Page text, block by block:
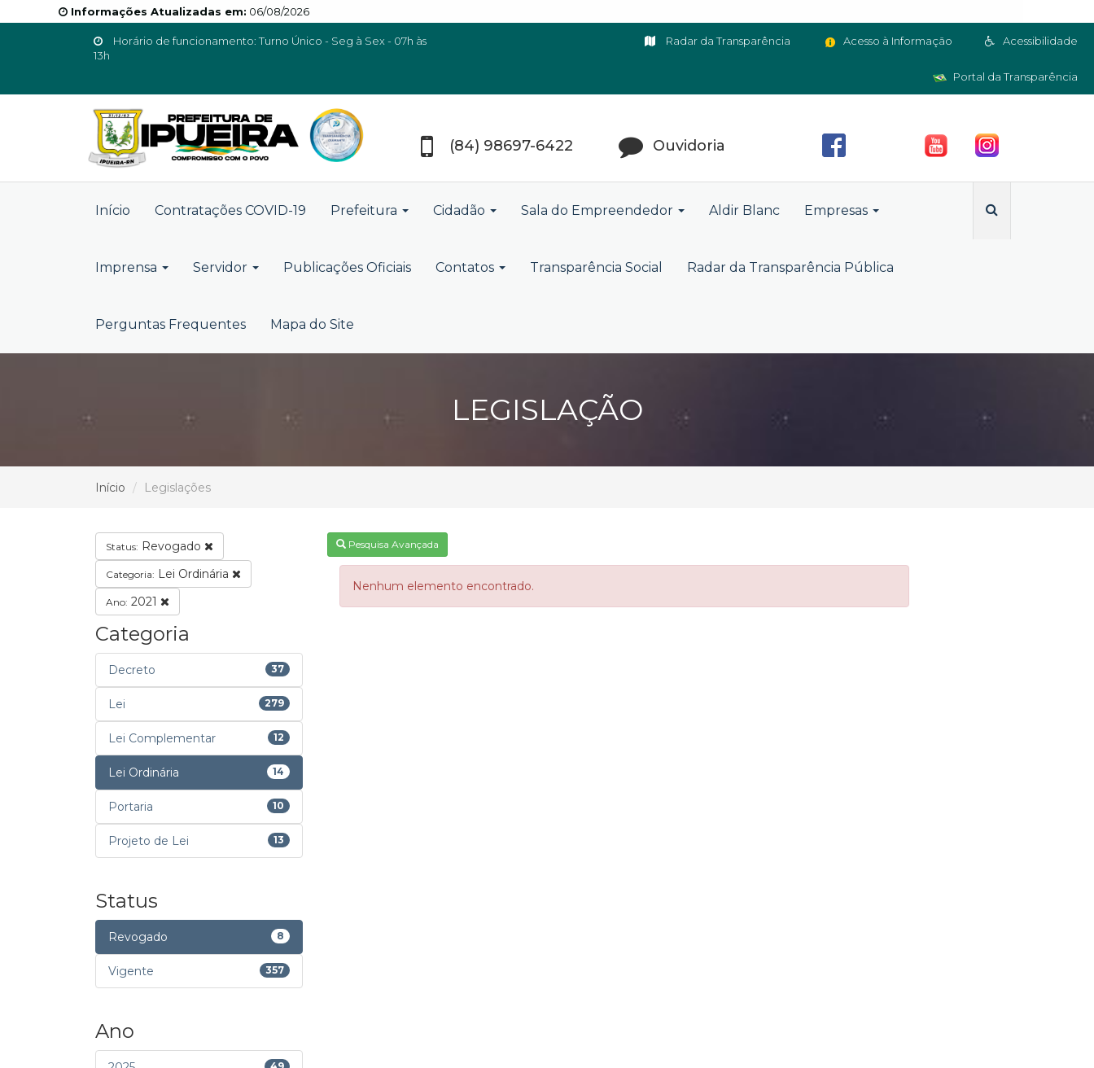
Informações Atualizadas em: 06/08/2026
Horário de funcionamento: Turno Único - Seg à Sex - 07h às
13h
Acessibilidade
Acesso à Informação
Radar da Transparência
Portal da Transparência
(84) 98697-6422 Ouvidoria
Início Contratações COVID-19 Prefeitura Cidadão Sala do Empreendedor Aldir Blanc Empresas
Imprensa Servidor Publicações Oficiais Contatos Transparência Social Radar da Transparência Pública
Perguntas Frequentes Mapa do Site
LEGISLAÇÃO
Início Legislações
Status: Revogado
Categoria: Lei Ordinária
Ano: 2021
Categoria
Decreto 37
Lei 279
Lei Complementar 12
Lei Ordinária 14
Portaria 10
Projeto de Lei 13
Status
Revogado 8
Vigente 357
Ano
Pesquisa Avançada
Nenhum elemento encontrado.